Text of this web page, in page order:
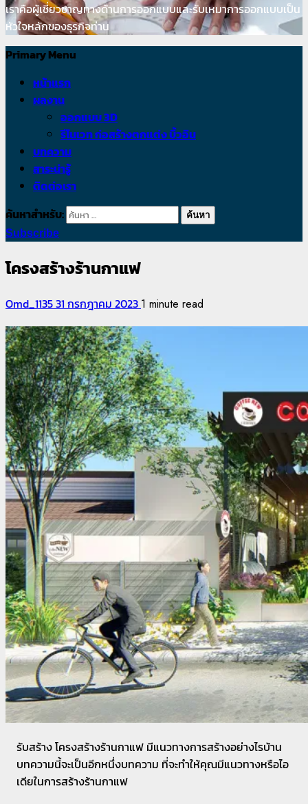
เราคือผู้เชี่ยวชาญทางด้านการออกแบบและรับเหมาการออกแบบเป็น
หัวใจหลักของธุรกิจท่าน
Primary Menu
หน้าแรก
ผลงาน
ออกแบบ 3D
รีโนเวท ก่อสร้างตกแต่ง บิ้วอิน
บทความ
สาระน่ารู้
ติดต่อเรา
ค้นหาสำหรับ:
Subscribe
โครงสร้างร้านกาแฟ
Omd_113531 กรกฎาคม 2023 1 minute read
รับสร้าง โครงสร้างร้านกาแฟ มีแนวทางการสร้างอย่างไรบ้าน
บทความนี้จะเป็นอีกหนึ่งบทความ ที่จะทำให้คุณมีแนวทางหรือไอ
เดียในการสร้างร้านกาแฟ